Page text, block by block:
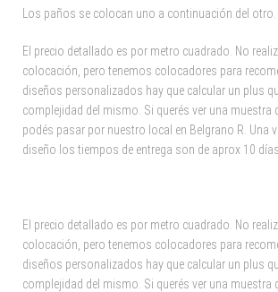
Los paños se colocan uno a continuación del otro.
El precio detallado es por metro cuadrado. No
colocación, pero tenemos colocadores para
diseños personalizados hay que calcular un plus
complejidad del mismo. Si querés ver una muestra
podés pasar por nuestro local en Belgrano R. Una
diseño los tiempos de entrega son de aprox 10
El precio detallado es por metro cuadrado. No
colocación, pero tenemos colocadores para
diseños personalizados hay que calcular un plus
complejidad del mismo. Si querés ver una muestra